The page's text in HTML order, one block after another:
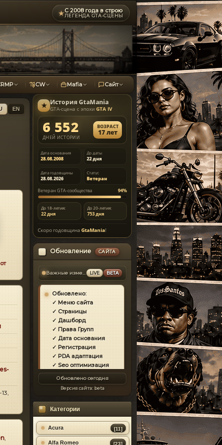
★С 2008 года в строю
ЛЕГЕНДА GTA-СЦЕНЫ
CW Mafia Сайт
EN
,
★ ИсторияGtaMania
GTA-сцена с эпохи GTA IV
6 552
ДНЕЙ ИСТОРИИ
ВОЗРАСТ
17 лет
Дата основания
28.08.2008
До даты
22 дня
Дата годовщины
28.08.2026
Статус
Ветеран
Ветеран GTA-сообщества
94%
До 18-летия:
22 дня
До 20-летия:
753 дня
Скоро годовщинаGtaMania!
Обновление САЙТА
Важные изменения LIVE BETA
Обновлено:
✓ Меню сайта
✓ Страницы
✓ Дашборд
✓ Права Групп
✓ Дата основания
✓ Регистрация
✓ PDA адаптация
✓ Seo оптимизация
✓ Загрузка страниц
✓ Моды
✓ Главная
✓ Репутация
✓ Золотой коммент
✓ Футер
✓ Форум
Обновлено сегодня
Версия сайта: beta
Категории
Acura [11]
Alfa Romeo [23]